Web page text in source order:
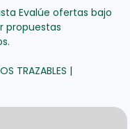
Evalúe ofertas bajo
propuestas
TRAZABLES |